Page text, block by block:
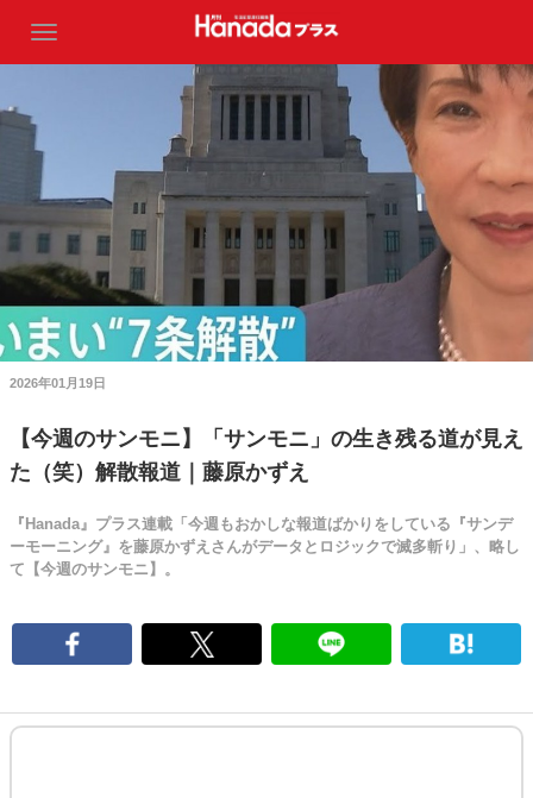
2026年01月19日
【今週のサンモニ】「サンモニ」の生き残る道が見え
た（笑）解散報道｜藤原かずえ
『Hanada』プラス連載「今週もおかしな報道ばかりをしている『サンデ
ーモーニング』を藤原かずえさんがデータとロジックで滅多斬り」、略し
て【今週のサンモニ】。